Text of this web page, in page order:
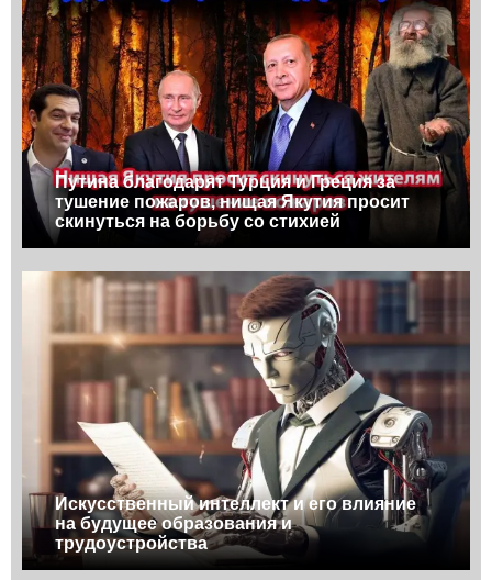
Путина благодарят Турция и Греция за
тушение пожаров, нищая Якутия просит
скинуться на борьбу со стихией
Искусственный интеллект и его влияние
на будущее образования и
трудоустройства